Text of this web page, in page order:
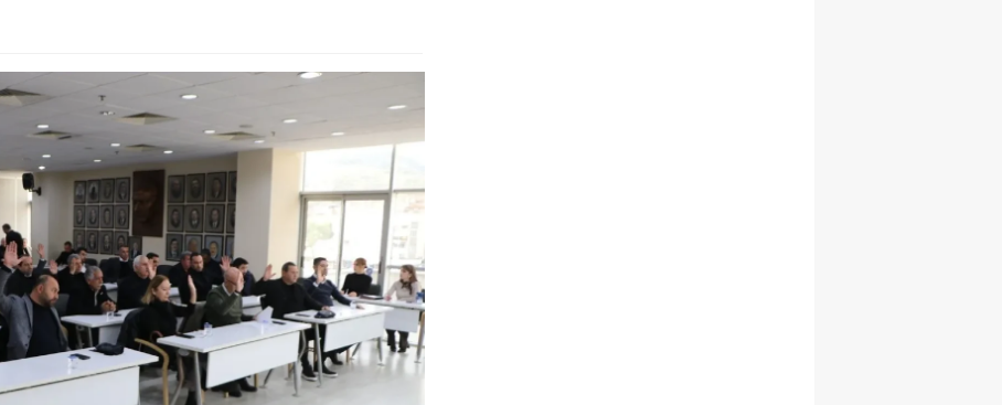
Kırıkkale
Batman
Şırnak
Bartın
Ardahan
Iğdır
Yalova
Karabük